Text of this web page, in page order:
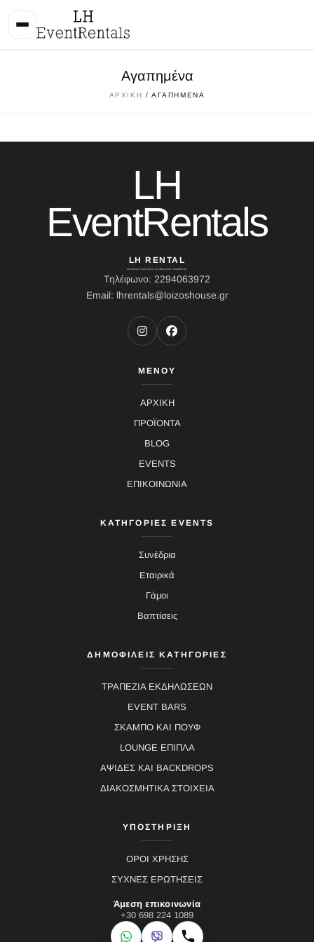
Αγαπημένα
ΑΡΧΙΚΉ / ΑΓΑΠΗΜΈΝΑ
LH
EventRentals
LH RENTAL
Διεύθυνση: Ιερού Λόχου 10, Κάτω Σούλι, Μαραθώνας
Τηλέφωνο: 2294063972
Email: lhrentals@loizoshouse.gr
ΜΕΝΟΥ
ΑΡΧΙΚΗ
ΠΡΟΪΟΝΤΑ
BLOG
EVENTS
ΕΠΙΚΟΙΝΩΝΙΑ
ΚΑΤΗΓΟΡΙΕΣ EVENTS
Συνέδρια
Εταιρικά
Γάμοι
Βαπτίσεις
ΔΗΜΟΦΙΛΕΙΣ ΚΑΤΗΓΟΡΙΕΣ
ΤΡΑΠΕΖΙΑ ΕΚΔΗΛΩΣΕΩΝ
EVENT BARS
ΣΚΑΜΠΟ ΚΑΙ ΠΟΥΦ
LOUNGE ΕΠΙΠΛΑ
ΑΨΙΔΕΣ ΚΑΙ BACKDROPS
ΔΙΑΚΟΣΜΗΤΙΚΑ ΣΤΟΙΧΕΙΑ
ΥΠΟΣΤΗΡΙΞΗ
ΟΡΟΙ ΧΡΗΣΗΣ
ΣΥΧΝΕΣ ΕΡΩΤΗΣΕΙΣ
Άμεση επικοινωνία
+30 698 224 1089